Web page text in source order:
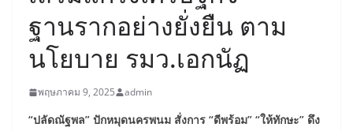
ฐานรากอย่างยั่งยืน ตาม
นโยบาย รมว.เอกนัฏ
พฤษภาคม 9, 2025 admin
“ปลัดณัฐพล” ปักหมุดนครพนม สั่งการ “ดีพร้อม” “ให้ทักษะ” ดึง